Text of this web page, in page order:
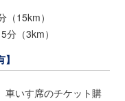
15km）
（3km）
車いす席のチケット購